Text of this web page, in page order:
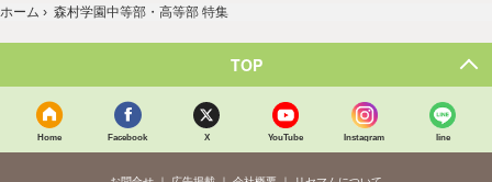
ホーム › 森村学園中等部・高等部 特集
TOP
Home Facebook X YouTube Instagram line